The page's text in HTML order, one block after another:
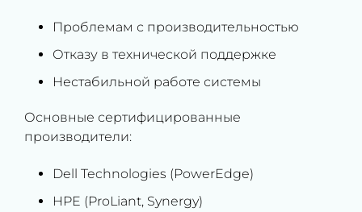
Проблемам с производительностью
Отказу в технической поддержке
Нестабильной работе системы
Основные сертифицированные
производители:
Dell Technologies (PowerEdge)
HPE (ProLiant, Synergy)